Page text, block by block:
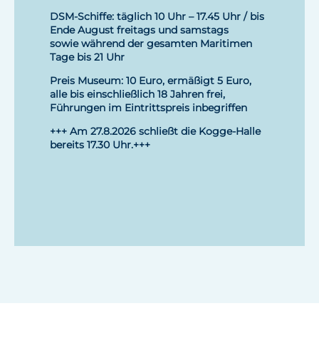
DSM-Schiffe: täglich 10 Uhr – 17.45 Uhr / bis
Ende August freitags und samstags
sowie während der gesamten Maritimen
Tage bis 21 Uhr
Preis Museum: 10 Euro, ermäßigt 5 Euro,
alle bis einschließlich 18 Jahren frei,
Führungen im Eintrittspreis inbegriffen
+++ Am 27.8.2026 schließt die Kogge-Halle
bereits 17.30 Uhr.+++